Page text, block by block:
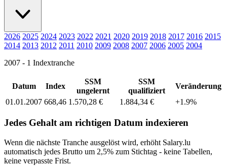
2026 2025 2024 2023 2022 2021 2020 2019 2018 2017 2016 2015
2014 2013 2012 2011 2010 2009 2008 2007 2006 2005 2004
2007 - 1 Indextranche
Datum Index
SSM
ungelernt
SSM
qualifiziert
Veränderung
01.01.2007 668,46 1.570,28 € 1.884,34 € +1.9%
Jedes Gehalt am richtigen Datum indexieren
Wenn die nächste Tranche ausgelöst wird, erhöht Salary.lu
automatisch jedes Brutto um 2,5% zum Stichtag - keine Tabellen,
keine verpasste Frist.